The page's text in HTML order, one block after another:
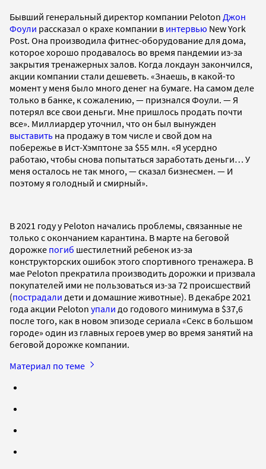
Бывший генеральный директор компании Peloton Джон
Фоули рассказал о крахе компании в интервью New York
Post. Она производила фитнес-оборудование для дома,
которое хорошо продавалось во время пандемии из-за
закрытия тренажерных залов. Когда локдаун закончился,
акции компании стали дешеветь. «Знаешь, в какой-то
момент у меня было много денег на бумаге. На самом деле
только в банке, к сожалению, — признался Фоули. — Я
потерял все свои деньги. Мне пришлось продать почти
все». Миллиардер уточнил, что он был вынужден
выставить на продажу в том числе и свой дом на
побережье в Ист-Хэмптоне за $55 млн. «Я усердно
работаю, чтобы снова попытаться заработать деньги… У
меня осталось не так много, — сказал бизнесмен. — И
поэтому я голодный и смирный».
В 2021 году у Peloton начались проблемы, связанные не
только с окончанием карантина. В марте на беговой
дорожке погиб шестилетний ребенок из-за
конструкторских ошибок этого спортивного тренажера. В
мае Peloton прекратила производить дорожки и призвала
покупателей ими не пользоваться из-за 72 происшествий
(пострадали дети и домашние животные). В декабре 2021
года акции Peloton упали до годового минимума в $37,6
после того, как в новом эпизоде сериала «Секс в большом
городе» один из главных героев умер во время занятий на
беговой дорожке компании.
Материал по теме